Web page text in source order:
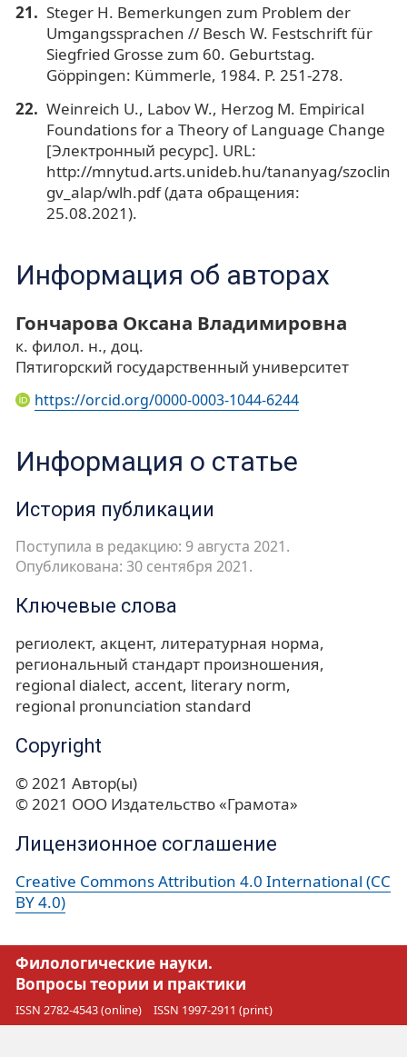
Steger H. Bemerkungen zum Problem der
Umgangssprachen // Besch W. Festschrift für
Siegfried Grosse zum 60. Geburtstag.
Göppingen: Kümmerle, 1984. P. 251-278.
Weinreiсh U., Labоv W., Herzog M. Empirical
Foundations for a Theory of Language Change
[Электронный ресурс]. URL:
http://mnytud.arts.unideb.hu/tananyag/szoclin
gv_alap/wlh.pdf (дата обращения:
25.08.2021).
Информация об авторах
Гончарова Оксана Владимировна
к. филол. н., доц.
Пятигорский государственный университет
https://orcid.org/0000-0003-1044-6244
Информация о статье
История публикации
Поступила в редакцию: 9 августа 2021.
Опубликована: 30 сентября 2021.
Ключевые слова
региолект акцент литературная норма
региональный стандарт произношения
regional dialect accent literary norm
regional pronunciation standard
Copyright
© 2021 Автор(ы)
© 2021 ООО Издательство «Грамота»
Лицензионное соглашение
Creative Commons Attribution 4.0 International (CC
BY 4.0)
Филологические науки.
Вопросы теории и практики
ISSN 2782-4543 (online) ISSN 1997-2911 (print)